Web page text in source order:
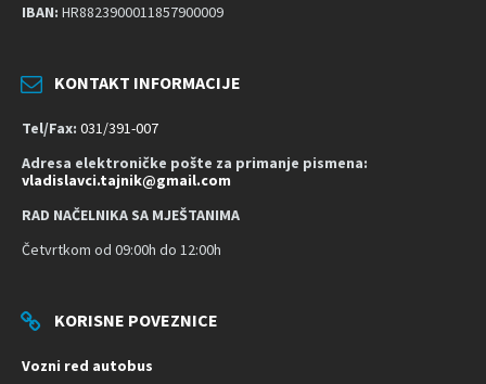
IBAN: HR8823900011857900009
KONTAKT INFORMACIJE
Tel/Fax: 031/391-007
Adresa elektroničke pošte za primanje pismena:
vladislavci.tajnik@gmail.com
RAD NAČELNIKA SA MJEŠTANIMA
Četvrtkom od 09:00h do 12:00h
KORISNE POVEZNICE
Vozni red autobus